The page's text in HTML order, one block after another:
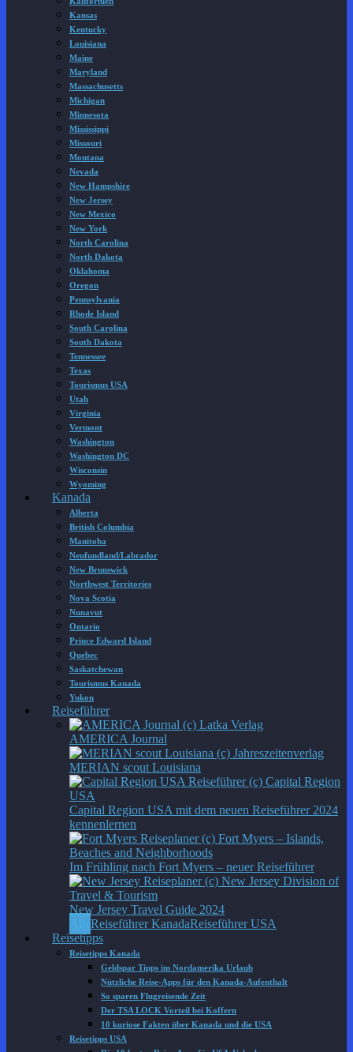
Kansas
Kentucky
Louisiana
Maine
Maryland
Massachusetts
Michigan
Minnesota
Mississippi
Missouri
Montana
Nevada
New Hampshire
New Jersey
New Mexico
New York
North Carolina
North Dakota
Oklahoma
Oregon
Pennsylvania
Rhode Island
South Carolina
South Dakota
Tennessee
Texas
Tourismus USA
Utah
Virginia
Vermont
Washington
Washington DC
Wisconsin
Wyoming
Kanada
Alberta
British Columbia
Manitoba
Neufundland/Labrador
New Brunswick
Northwest Territories
Nova Scotia
Nunavut
Ontario
Prince Edward Island
Quebec
Saskatchewan
Tourismus Kanada
Yukon
Reiseführer
AMERICA Journal
MERIAN scout Louisiana
Capital Region USA mit dem neuen Reiseführer 2024
kennenlernen
Im Frühling nach Fort Myers – neuer Reiseführer
New Jersey Travel Guide 2024
Reiseführer KanadaReiseführer USA
Reisetipps
Reisetipps Kanada
Geldspar Tipps im Nordamerika Urlaub
Nützliche Reise-Apps für den Kanada-Aufenthalt
So sparen Flugreisende Zeit
Der TSA LOCK Vorteil bei Koffern
10 kuriose Fakten über Kanada und die USA
Reisetipps USA